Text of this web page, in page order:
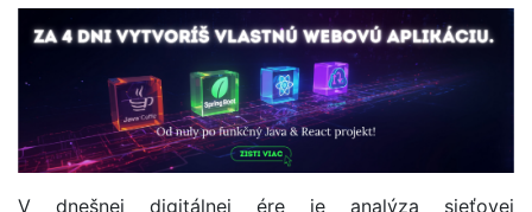
V dnešnej digitálnej ére je analýza sieťovej